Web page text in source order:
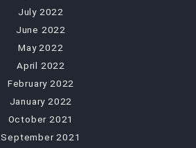
July 2022
June 2022
May 2022
April 2022
February 2022
January 2022
October 2021
September 2021